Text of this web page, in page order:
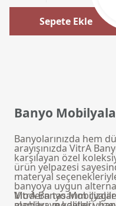
Sepete Ekle
Banyo
Banyolarınızda hem
arayışınızda VitrA
karşılayan özel
ürün yelpazesi
materyal
banyoya uygun
Modern tasarım
VitrA Banyo